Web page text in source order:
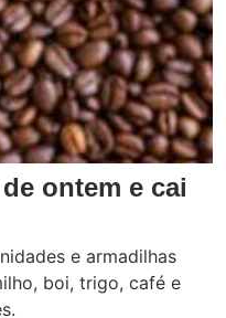
ontem e cai
e armadilhas
boi, trigo, café e